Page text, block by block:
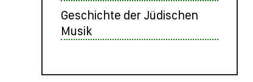
Geschichte der Jüdischen
Musik